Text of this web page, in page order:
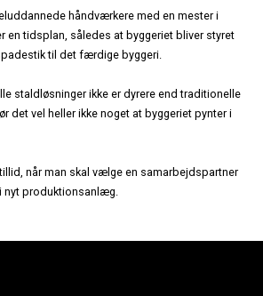
håndværkere med en mester i
en tidsplan, således at byggeriet bliver styret
til det færdige byggeri.
staldløsninger ikke er dyrere end traditionelle
det vel heller ikke noget at byggeriet pynter i
når man skal vælge en samarbejdspartner
nyt produktionsanlæg.